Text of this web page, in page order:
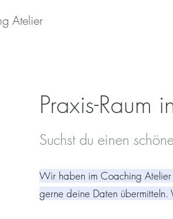
Atelier
Praxis-Raum
Suchst du einen
Wir haben im Coaching Atelier
gerne deine Daten übermitteln.